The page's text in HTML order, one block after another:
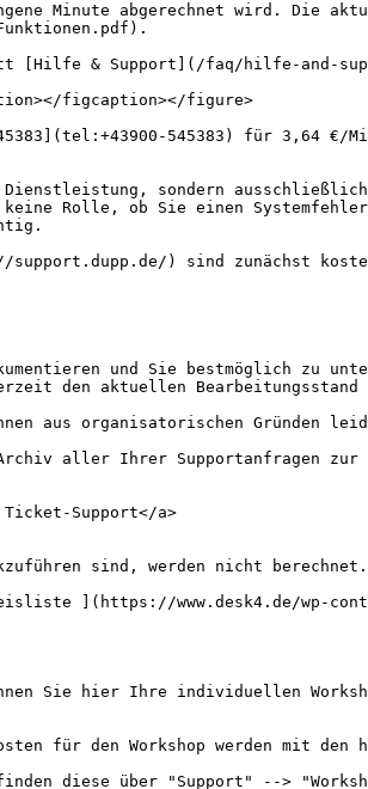
Minute abgerechnet wird. Die
[Hilfe & Support](/faq/hilfe-and-
figcaption></figure>
545383) für 3,64 €/
sondern
Rolle, ob Sie einen
) sind zunächst
und Sie bestmöglich zu
den aktuellen Bearbeitungsstand
aus organisatorischen Gründen
Archiv aller Ihrer Supportanfragen
Support</a>
sind, werden nicht berechnet.
](https://www.desk4.de/wp-
Sie hier Ihre individuellen
für den Workshop werden mit den
diese über "Support" -->